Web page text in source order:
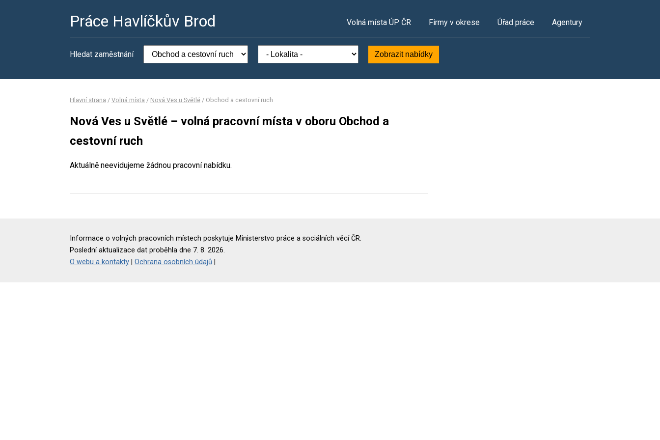
Práce Havlíčkův Brod Volná místa ÚP ČR Firmy v okrese Úřad práce Agentury
Hledat zaměstnání Zobrazit nabídky
Hlavní strana / Volná místa / Nová Ves u Světlé / Obchod a cestovní ruch
Nová Ves u Světlé – volná pracovní místa v oboru Obchod a
cestovní ruch
Aktuálně neevidujeme žádnou pracovní nabídku.
Informace o volných pracovních místech poskytuje Ministerstvo práce a sociálních věcí ČR.
Poslední aktualizace dat proběhla dne 7. 8. 2026.
O webu a kontakty
Ochrana osobních údajů